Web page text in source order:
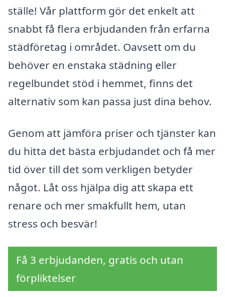
ställe! Vår plattform gör det enkelt att
snabbt få flera erbjudanden från erfarna
städföretag i området. Oavsett om du
behöver en enstaka städning eller
regelbundet stöd i hemmet, finns det
alternativ som kan passa just dina behov.
Genom att jämföra priser och tjänster kan
du hitta det bästa erbjudandet och få mer
tid över till det som verkligen betyder
något. Låt oss hjälpa dig att skapa ett
renare och mer smakfullt hem, utan
stress och besvär!
Få 3 erbjudanden, gratis och utan
förpliktelser